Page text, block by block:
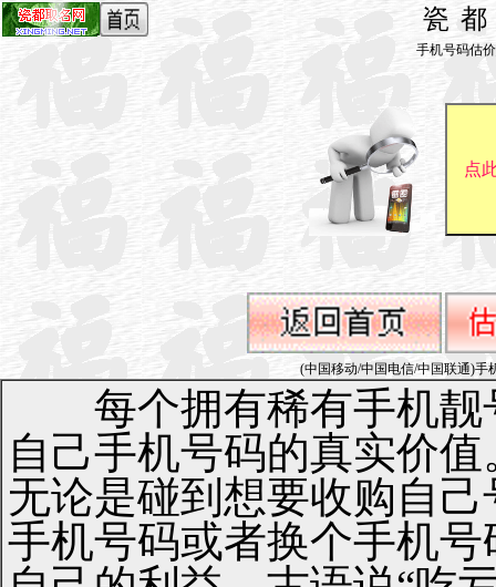
瓷
手机号码估
(中国移动/中国电信/中国联通)
每个拥有稀有手机靓
自己手机号码的真实价
无论是碰到想要收购自
手机号码或者换个手机